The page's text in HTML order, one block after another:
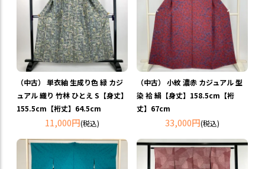
（中古） 単衣紬 生成り色 緑 カジ
ュアル 織り 竹林 ひとえ S【身丈】
155.5cm【裄丈】64.5cm
11,000円(税込)
（中古） 小紋 濃赤 カジュアル 型
染 袷 絹【身丈】158.5cm【裄
丈】67cm
33,000円(税込)